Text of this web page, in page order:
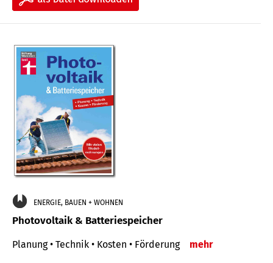
ENERGIE, BAUEN + WOHNEN
Photovoltaik & Batteriespeicher
Planung • Technik • Kosten • Förderung mehr